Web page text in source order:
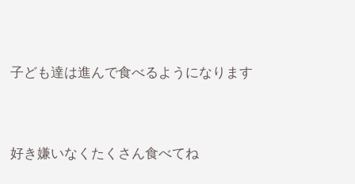
子ども達は進んで食べるようになります
好き嫌いなくたくさん食べてね